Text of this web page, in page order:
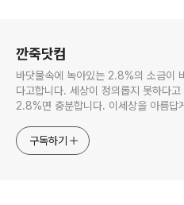
깐죽닷컴
바닷물속에 녹아있는 2.8%의 소금이
다고합니다. 세상이 정의롭지 못하다
2.8%면 충분합니다. 이세상을 아름답게할 2.8%... 우리들의
구독하기